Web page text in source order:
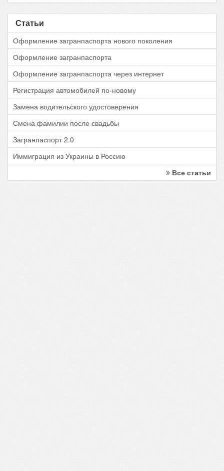
Статьи
Оформление загранпаспорта нового поколения
Оформление загранпаспорта
Оформление загранпаспорта через интернет
Регистрация автомобилей по-новому
Замена водительского удостоверения
Смена фамилии после свадьбы
Загранпаспорт 2.0
Иммиграция из Украины в Россию
Все статьи